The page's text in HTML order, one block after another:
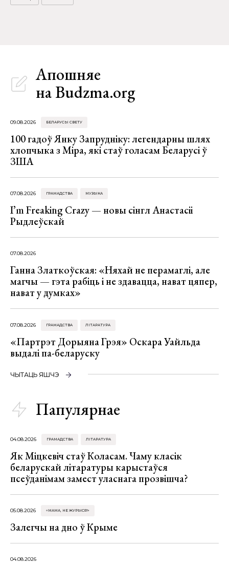
Апошняе
на Budzma.org
09.08.2026 БЕЛАРУСЫ СВЕТУ
100 гадоў Янку Запрудніку: легендарны шлях
хлопчыка з Міра, які стаў голасам Беларусі ў
ЗША
07.08.2026 ГРАМАДСТВА МУЗЫКА
I’m Freaking Crazy — новы сінгл Анастасіі
Рыдлеўскай
07.08.2026
Ганна Златкоўская: «Няхай не перамаглі, але
магчы — гэта рабіць і не здавацца, нават цяпер,
нават у думках»
07.08.2026 ГРАМАДСТВА ЛІТАРАТУРА
«Партрэт Дорыяна Грэя» Оскара Уайльда
выдалі па-беларуску
ЧЫТАЦЬ ЯШЧЭ
Папулярнае
04.08.2026 ГРАМАДСТВА ЛІТАРАТУРА
Як Міцкевіч стаў Коласам. Чаму класік
беларускай літаратуры карыстаўся
псеўданімам замест уласнага прозвішча?
05.08.2026 «МАМА, НЕ ЖУРЫСЯ!»
Залегчы на дно ў Крыме
04.08.2026